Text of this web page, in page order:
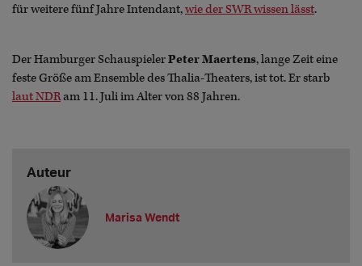
für weitere fünf Jahre Intendant,wie der SWR wissen lässt.
Der Hamburger SchauspielerPeter Maertens, lange Zeit eine
feste Größe am Ensemble des Thalia-Theaters, ist tot. Er starb
laut NDRam 11. Juli im Alter von 88 Jahren.
Auteur
Marisa Wendt